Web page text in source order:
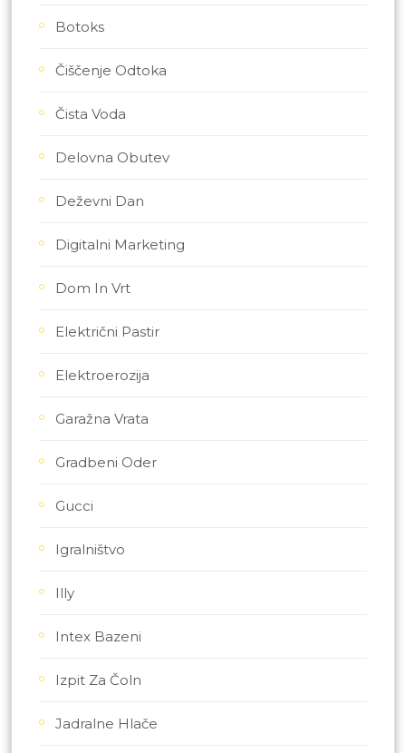
Botoks
Čiščenje Odtoka
Čista Voda
Delovna Obutev
Deževni Dan
Digitalni Marketing
Dom In Vrt
Električni Pastir
Elektroerozija
Garažna Vrata
Gradbeni Oder
Gucci
Igralništvo
Illy
Intex Bazeni
Izpit Za Čoln
Jadralne Hlače